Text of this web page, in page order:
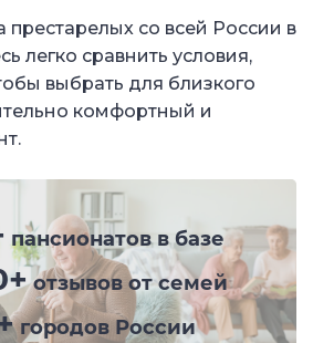
со всей России в
легко сравнить условия,
выбрать для близкого
комфортный и
пансионатов в базе
отзывов от семей
городов России